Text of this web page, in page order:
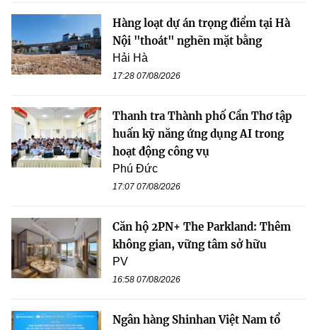
Hàng loạt dự án trọng điểm tại Hà
Nội "thoát" nghẽn mặt bằng
Hải Hà
17:28 07/08/2026
Thanh tra Thành phố Cần Thơ tập
huấn kỹ năng ứng dụng AI trong
hoạt động công vụ
Phú Đức
17:07 07/08/2026
Căn hộ 2PN+ The Parkland: Thêm
không gian, vững tâm sở hữu
PV
16:58 07/08/2026
Ngân hàng Shinhan Việt Nam tổ